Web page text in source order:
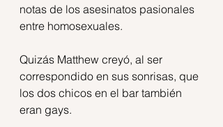
notas de los asesinatos pasionales
entre homosexuales.
Quizás Matthew creyó, al ser
correspondido en sus sonrisas, que
los dos chicos en el bar también
eran gays.